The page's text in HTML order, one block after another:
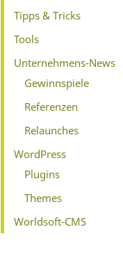
Tipps & Tricks
Tools
Unternehmens-News
Gewinnspiele
Referenzen
Relaunches
WordPress
Plugins
Themes
Worldsoft-CMS